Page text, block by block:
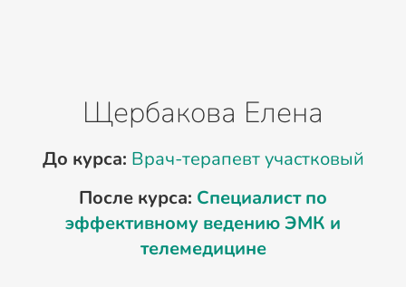
Щербакова Елена
До курса: Врач-терапевт участковый
После курса: Специалист по
эффективному ведению ЭМК и
телемедицине